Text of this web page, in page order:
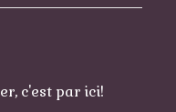
c'est par ici!